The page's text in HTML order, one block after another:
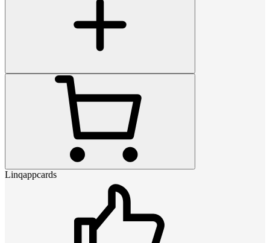
Linqappcards